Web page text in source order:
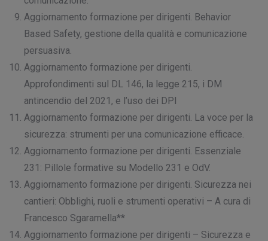
Aggiornamento formazione per dirigenti. Behavior
Based Safety, gestione della qualità e comunicazione
persuasiva.
Aggiornamento formazione per dirigenti.
Approfondimenti sul DL 146, la legge 215, i DM
antincendio del 2021, e l’uso dei DPI
Aggiornamento formazione per dirigenti. La voce per la
sicurezza: strumenti per una comunicazione efficace.
Aggiornamento formazione per dirigenti. Essenziale
231: Pillole formative su Modello 231 e OdV.
Aggiornamento formazione per dirigenti. Sicurezza nei
cantieri: Obblighi, ruoli e strumenti operativi – A cura di
Francesco Sgaramella**
Aggiornamento formazione per dirigenti – Sicurezza e